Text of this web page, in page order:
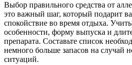
Выбор правильного средства от
это важный шаг, который подарит
спокойствие во время отдыха.
особенности, форму выпуска и
препарата. Составьте список
немного больше запасов на случай
ситуаций.